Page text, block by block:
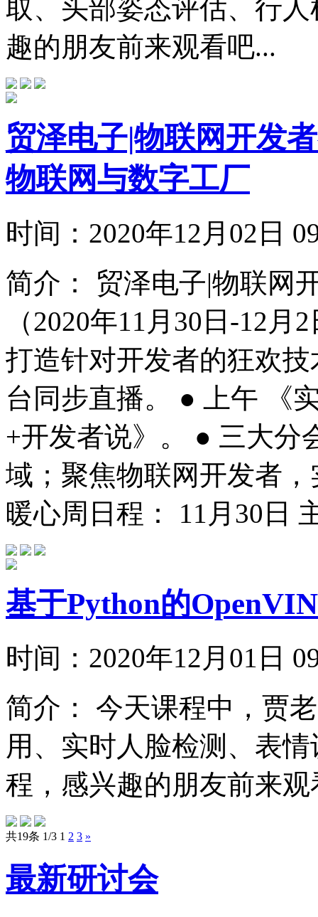
取、头部姿态评估、行
趣的朋友前来观看吧...
贸泽电子|物联网开发
物联网与数字工厂
时间： 2020年12月02
简介：
贸泽电子|物联网
（2020年11月30日-12
打造针对开发者的狂欢技
台同步直播。 ● 上午 《
+开发者说》。 ● 三大分
域；聚焦物联网开发者
暖心周日程： 11月30日
基于Python的
时间： 2020年12月01
简介：
今天课程中，贾
用、实时人脸检测、表
程，感兴趣的朋友前来观
共19条 1/3 1 2 3 »
最新研讨会